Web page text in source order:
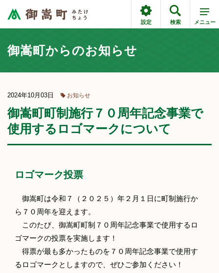
設定 検索 メニュー
御嵩町からのお知らせ
2024年10月03日 お知らせ
御嵩町町制施行７０周年記念事業で
使用するロゴマークについて
ロゴマーク投票
御嵩町は令和７（２０２５）年２月１日に町制施行か
ら７０周年を迎えます。
このたび、御嵩町町制７０周年記念事業で使用するロ
ゴマークの投票を実施します！
得票が最も多かったものを７０周年記念事業で使用す
るロゴマークとしますので、ぜひご参加ください！